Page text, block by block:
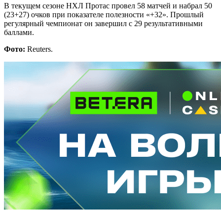
В текущем сезоне НХЛ Протас провел 58 матчей и набрал 50
(23+27) очков при показателе полезности «+32». Прошлый
регулярный чемпионат он завершил с 29 результативными
баллами.
Фото: Reuters.